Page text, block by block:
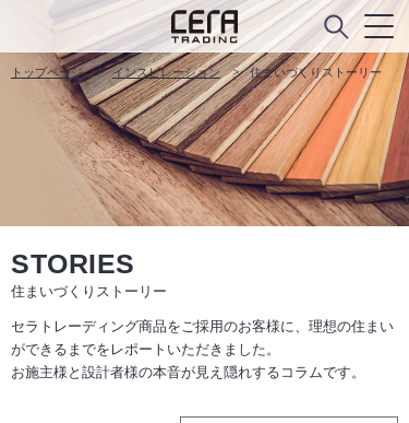
トップページ インスピレーション 住まいづくりストーリー
STORIES
住まいづくりストーリー
セラトレーディング商品をご採用のお客様に、理想の住まい
ができるまでをレポートいただきました。
お施主様と設計者様の本音が見え隠れするコラムです。